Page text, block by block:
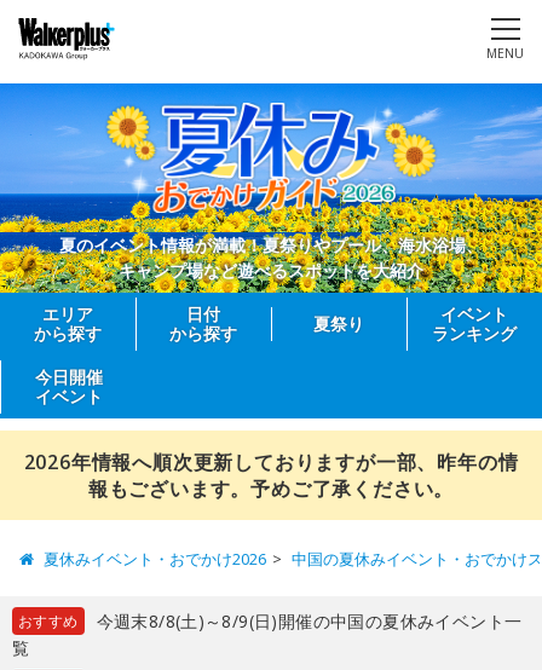
MENU
夏のイベント情報が満載！夏祭りやプール、海水浴場、
キャンプ場など遊べるスポットを大紹介
エリア
から探す
日付
から探す
夏祭り
イベント
ランキング
今日開催
イベント
2026年情報へ順次更新しておりますが一部、昨年の情
報もございます。予めご了承ください。
夏休みイベント・おでかけ2026 中国の夏休みイベント・おでかけ
おすすめ
今週末8/8(土)～8/9(日)開催の中国の夏休みイベント一
覧